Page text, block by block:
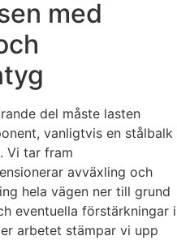
med
del måste lasten
vanligtvis en stålbalk
Vi tar fram
avväxling och
hela vägen ner till grund
eventuella förstärkningar i
arbetet stämpar vi upp